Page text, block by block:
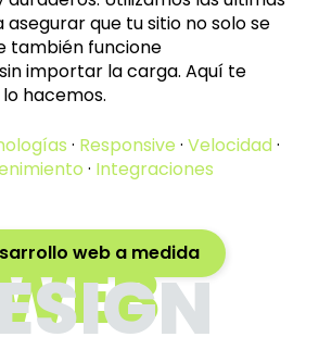
que tu sitio no solo se
también funcione
importar la carga. Aquí te
hacemos.
· Responsive ·Velocidad ·
· Integraciones
web a medida